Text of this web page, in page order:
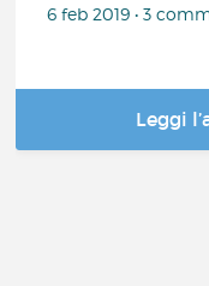
6 feb 2019 • 3
Leggi